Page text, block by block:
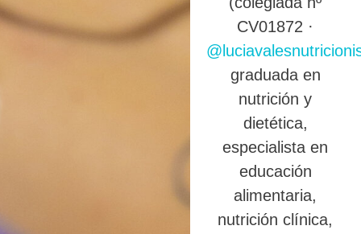
CV01872 ·
graduada en
nutrición y
dietética,
especialista en
educación
alimentaria,
nutrición clínica,